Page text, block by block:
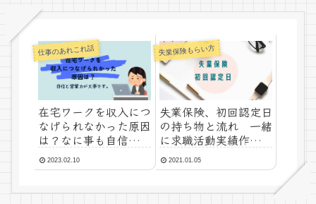
仕事のあれこれ話
在宅ワークを収入につ
なげられなかった原因
は？なに事も自信と交
渉力
2023.02.10
失業保険もらい方
失業保険、初回認定日
の持ち物と流れ 一緒
に求職活動実績作りの
職業相談
2021.01.05